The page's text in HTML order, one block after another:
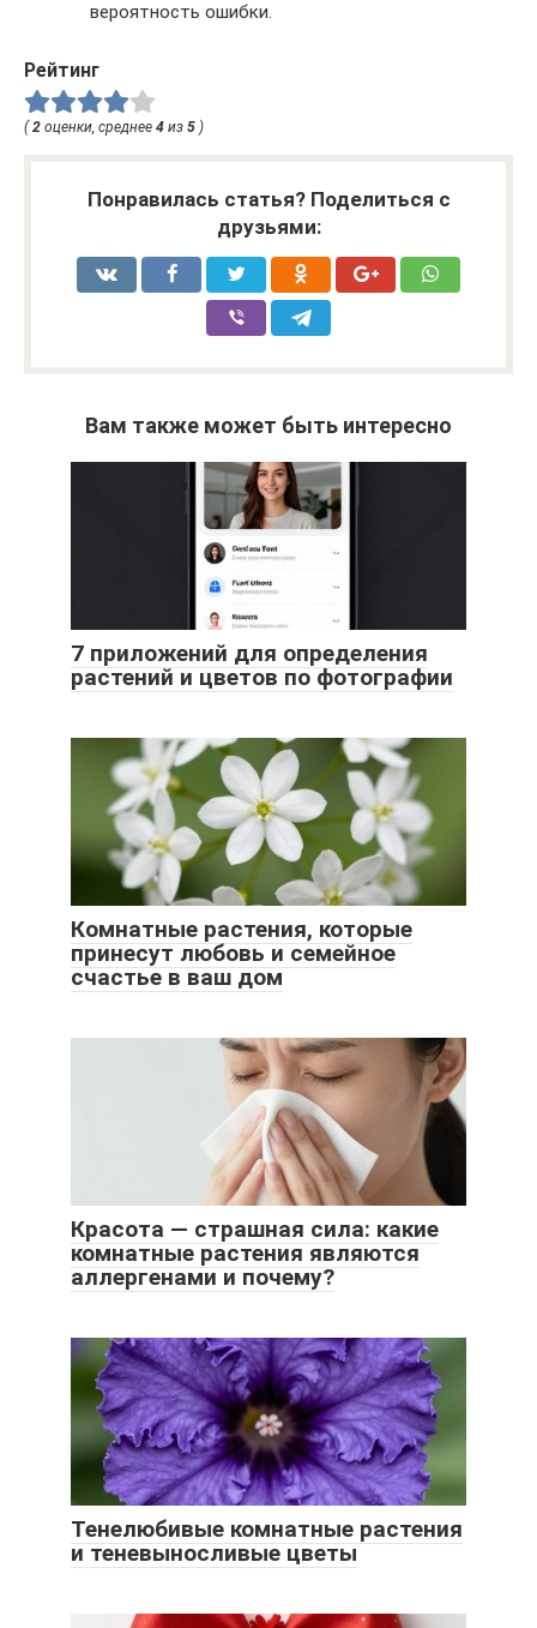
вероятность ошибки.
Рейтинг
(2 оценки, среднее 4 из 5 )
Понравилась статья? Поделиться с
друзьями:
Вам также может быть интересно
7 приложений для определения
растений и цветов по фотографии
Комнатные растения, которые
принесут любовь и семейное
счастье в ваш дом
Красота — страшная сила: какие
комнатные растения являются
аллергенами и почему?
Тенелюбивые комнатные растения
и теневыносливые цветы